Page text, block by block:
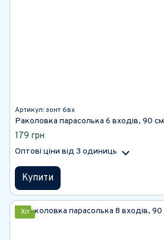
Артикул: зонт 6вх
Раколовка парасолька 6 входів, 90 см
179 грн
Оптові ціни від 3 одиниць
Купити
Хіт